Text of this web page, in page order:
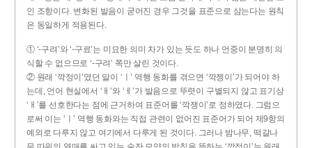
인 조항이다. 변화된 발음이 굳어진 경우 그것을 표준으로 삼는다는 원칙
은 동일하게 적용된다.
① ‘-구려’와 ‘-구료’는 미묘한 의미 차가 있는 듯도 하나 언중이 분명히 의
식할 수 없으므로 ‘-구려’ 쪽만 살린 것이다.
② 원래 ‘깍정이’였던 말이 ‘ㅣ’ 역행 동화를 겪으면 ‘깍젱이’가 되어야 하
는데, 언어 현실에서 ‘ㅐ’와 ‘ㅔ’가 발음으로 뚜렷이 구별되지 않고 표기상
‘ㅐ’를 선호한다는 점에 근거하여 표준어를 ‘깍쟁이’로 정하였다. 그럼으
로써 이는 ‘ㅣ’ 역행 동화와는 직접 관련이 없어진 표준어가 되어 제9항의
예외로 다루지 않고 여기에서 다루게 된 것이다. 그러나 밤나무, 떡갈나